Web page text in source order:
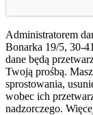
Administratorem
Bonarka 19/5, 30-
dane będą
Twoją prośbą.
sprostowania,
wobec ich
nadzorczego.